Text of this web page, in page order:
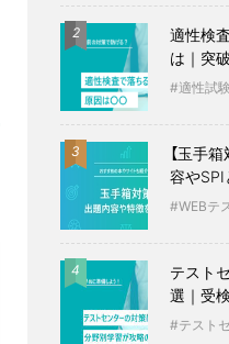
2
適性検
は｜突
紹介
適性試験
3
【玉手
容や
WEBテ
4
テスト
選｜受
紹介
テスト